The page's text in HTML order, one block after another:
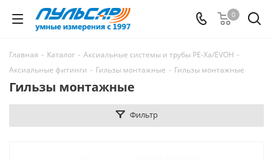
0
Главная - Каталог - Аксиальные системы и трубы РЕ-Ха/EVOH -
Аксиальные фитинги - Гильзы монтажные - Гильзы монтажные
Гильзы монтажные
Фильтр